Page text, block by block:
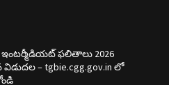
ఫలితాలు 2026
విడుదల – tgbie.cgg.gov.in లో